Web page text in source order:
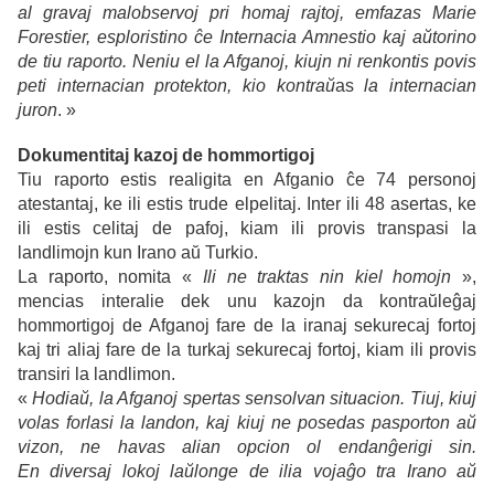
al gravaj malobservoj pri homaj rajtoj, emfazas Marie
Forestier, esploristino ĉe Internacia Amnestio kaj aŭtorino
de tiu raporto. Neniu el la Afganoj, kiujn ni renkontis povis
peti internacian protekton, kio kontraŭasla internacian
juron. »
Dokumentitaj kazoj de hommortigoj
Tiu raporto estis realigita en Afganio ĉe 74 personoj
atestantaj, ke ili estis trude elpelitaj. Inter ili 48 asertas, ke
ili estis celitaj de pafoj, kiam ili provis transpasi la
landlimojn kun Irano aŭ Turkio.
La raporto, nomita « Ili ne traktas nin kiel homojn»,
mencias interalie dek unu kazojn da kontraŭleĝaj
hommortigoj de Afganoj fare de la iranaj sekurecaj fortoj
kaj tri aliaj fare de la turkaj sekurecaj fortoj, kiam ili provis
transiri la landlimon.
«Hodiaŭ, la Afganoj spertas sensolvan situacion. Tiuj, kiuj
volas forlasi la landon, kaj kiuj ne posedas pasporton aŭ
vizon, ne havas alian opcion ol endanĝerigi sin.
En diversaj lokoj laŭlonge de ilia vojaĝo tra Irano aŭ